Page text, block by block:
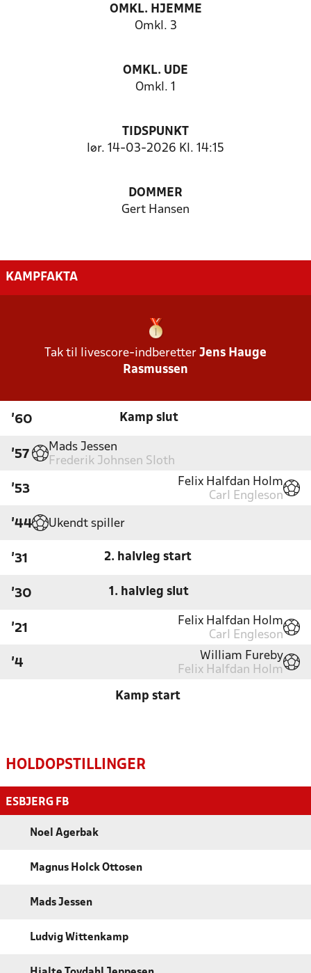
OMKL. HJEMME
Omkl. 3
OMKL. UDE
Omkl. 1
TIDSPUNKT
lør. 14-03-2026 Kl. 14:15
DOMMER
Gert Hansen
KAMPFAKTA
Tak til livescore-indberetter Jens Hauge
Rasmussen
'60 Kamp slut
'57
Mads Jessen
Frederik Johnsen Sloth
'53
Felix Halfdan Holm
Carl Engleson
'44 Ukendt spiller
'31 2. halvleg start
'30 1. halvleg slut
'21
Felix Halfdan Holm
Carl Engleson
'4
William Fureby
Felix Halfdan Holm
Kamp start
HOLDOPSTILLINGER
ESBJERG FB
Noel Agerbak
Magnus Holck Ottosen
Mads Jessen
Ludvig Wittenkamp